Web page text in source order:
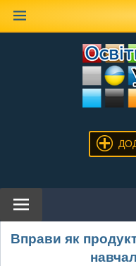
Вправи як